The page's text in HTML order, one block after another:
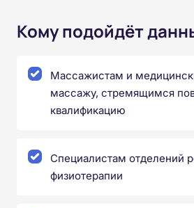
Кому подойдёт
Массажистам и
массажу, стремящимся
квалификацию
Специалистам отделений
физиотерапии